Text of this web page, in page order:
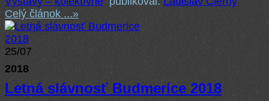
Celý článok ...»
25/07
2018
Letná slávnosť Budmerice 2018